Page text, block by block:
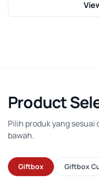
Product
Pilih produk yang sesuai
bawah.
Giftbox Giftbox